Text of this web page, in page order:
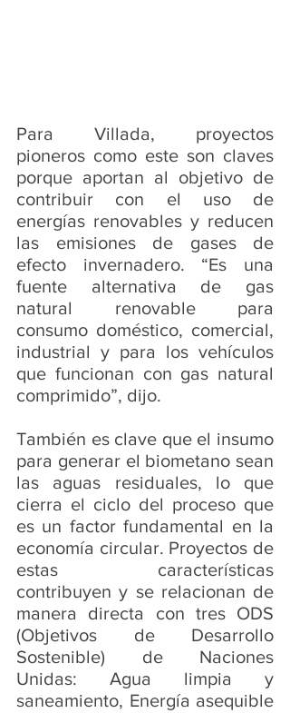
Para Villada, proyectos
pioneros como este son claves
porque aportan al objetivo de
contribuir con el uso de
energías renovables y reducen
las emisiones de gases de
efecto invernadero. “Es una
fuente alternativa de gas
natural renovable para
consumo doméstico, comercial,
industrial y para los vehículos
que funcionan con gas natural
comprimido”, dijo.
También es clave que el insumo
para generar el biometano sean
las aguas residuales, lo que
cierra el ciclo del proceso que
es un factor fundamental en la
economía circular. Proyectos de
estas características
contribuyen y se relacionan de
manera directa con tres ODS
(Objetivos de Desarrollo
Sostenible) de Naciones
Unidas: Agua limpia y
saneamiento, Energía asequible